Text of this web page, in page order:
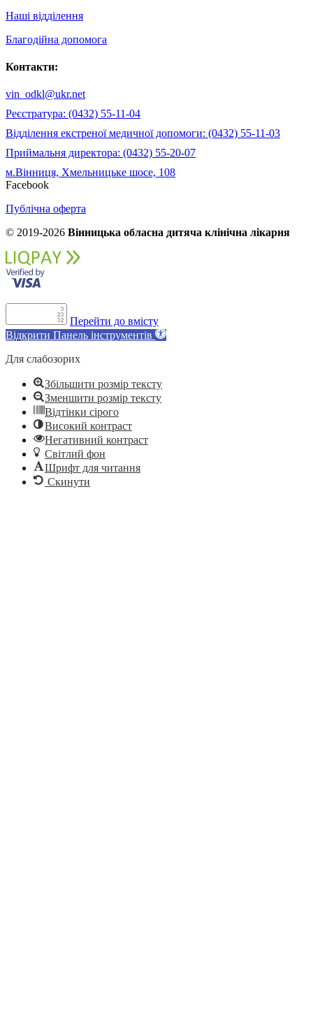
Наші відділення
Благодійна допомога
Контакти:
vin_odkl@ukr.net
Реєстратура: (0432) 55-11-04
Відділення екстреної медичної допомоги: (0432) 55-11-03
Приймальня директора: (0432) 55-20-07
м.Вінниця, Хмельницьке шосе, 108
Facebook
Публічна оферта
© 2019-2026 Вінницька обласна дитяча клінічна лікарня
Перейти до вмісту
Відкрити Панель інструментів
Для слабозорих
Збільшити розмір тексту
Зменшити розмір тексту
Відтінки сірого
Високий контраст
Негативний контраст
Світлий фон
Шрифт для читання
Скинути